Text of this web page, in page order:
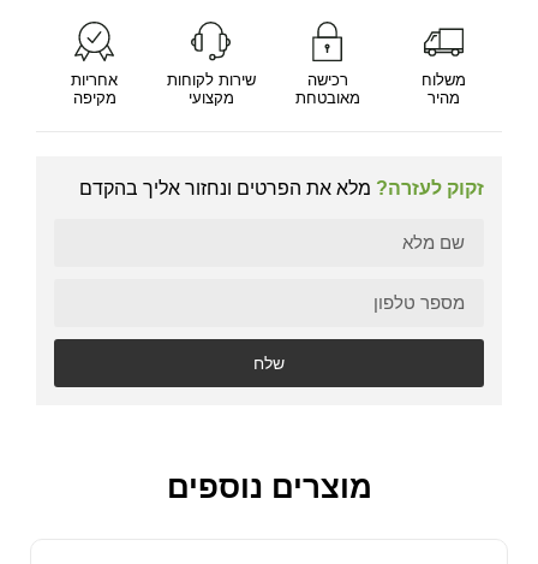
משלוח
מהיר
רכישה
מאובטחת
שירות לקוחות
מקצועי
אחריות
מקיפה
זקוק לעזרה? מלא את הפרטים ונחזור אליך בהקדם
שלח
מוצרים נוספים